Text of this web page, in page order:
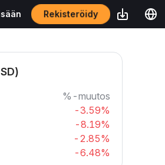
Rekisteröidy
%-muutos
-3.59%
-8.19%
-2.85%
-6.48%